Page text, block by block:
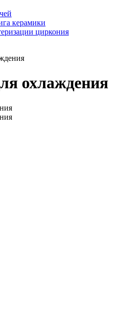
керамики
циркония
охлаждения